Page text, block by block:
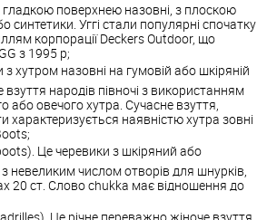
гладкою поверхнею назовні, з плоскою
синтетики. Уггі стали популярні спочатку
корпорації Deckers Outdoor, що
з 1995 р;
хутром назовні на гумовій або шкіряній
взуття народів півночі з використанням
або овечого хутра. Сучасне взуття,
характеризується наявністю хутра зовні
Це черевики з шкіряний або
невеликим числом отворів для шнурків,
20 ст. Слово chukka має відношення до